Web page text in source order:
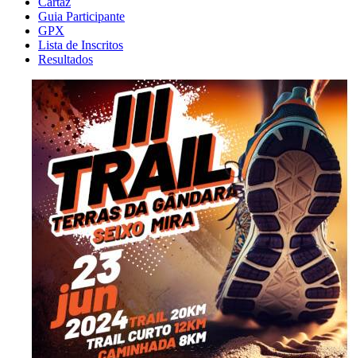
Guia Participante
GPX
Lista de Inscritos
Resultados